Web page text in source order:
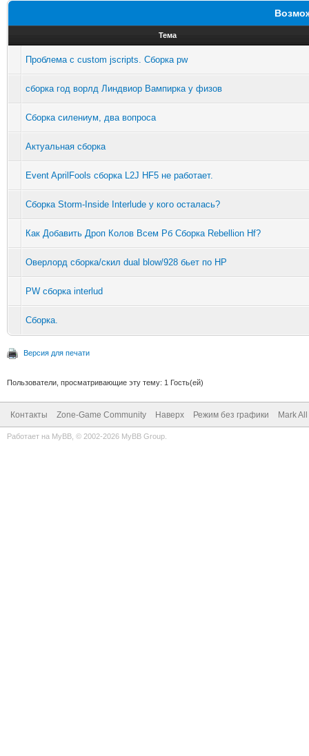
Тема
Проблема с custom jscripts. Сборка pw
сборка год ворлд Линдвиор Вампирка у физов
Сборка силениум, два вопроса
Актуальная сборка
Event AprilFools сборка L2J HF5 не работает.
Сборка Storm-Inside Interlude у кого осталась?
Как Добавить Дроп Колов Всем Рб Сборка Rebellion Hf?
Оверлорд сборка/скил dual blow/928 бьет по HP
PW сборка interlud
Сборка.
Версия для печати
Пользователи, просматривающие эту тему: 1 Гость(ей)
Контакты Zone-Game Community Наверх Режим без графики Mark
Работает на MyBB , © 2002-2026 MyBB Group